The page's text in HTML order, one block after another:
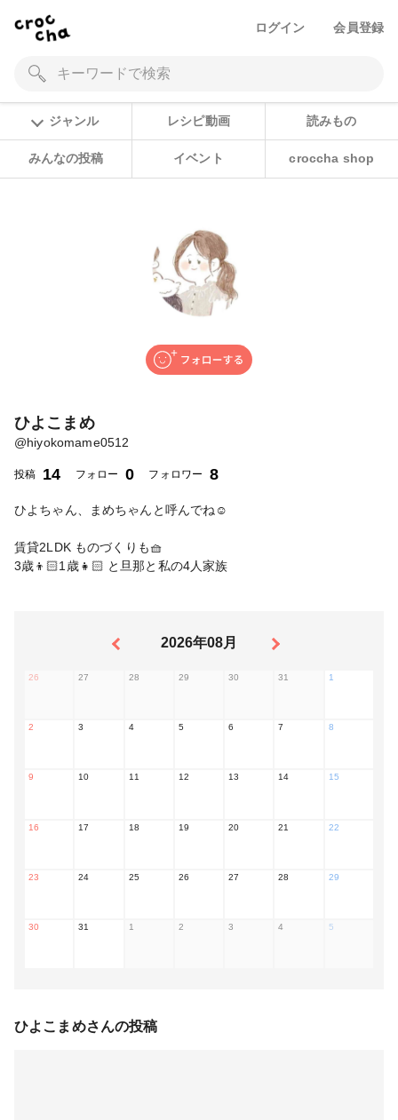
ログイン 会員登録
ジャンル レシピ動画 読みもの
みんなの投稿 イベント croccha shop
ひよこまめ
@hiyokomame0512
投稿 14 フォロー 0 フォロワー 8
ひよちゃん、まめちゃんと呼んでね☺️
賃貸2LDK ものづくりも🧺
3歳👦🏻1歳👧🏻 と旦那と私の4人家族
2026年08月
26 27 28 29 30 31 1
2 3 4 5 6 7 8
9 10 11 12 13 14 15
16 17 18 19 20 21 22
23 24 25 26 27 28 29
30 31 1 2 3 4 5
ひよこまめさんの投稿